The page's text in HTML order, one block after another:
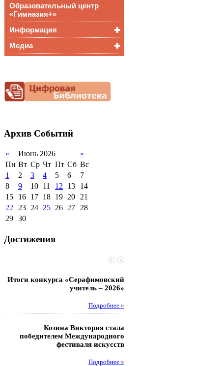
Всероссийская
олимпиада
Образовательный центр
«Гимназия+»
Информация
Снижение
документационной
нагрузки
Медиа
Архив Событий
« Июнь 2026
»
Пн Вт Ср Чт Пт Сб Вс
1
2 3 4 5 6
7
8
9 10 11 12 13
14
15
16 17 18 19 20 21
22 23 24 25 26 27 28
29 30
Достижения
Итоги конкурса «Серафимовский
учитель – 2026»
Подробнее »
Козина Виктория стала
победителем Международного
фестиваля искусств
Подробнее »